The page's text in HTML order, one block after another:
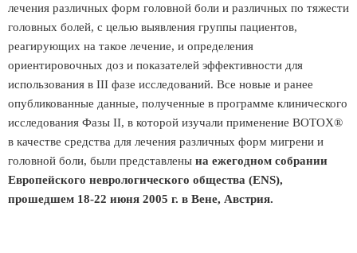
лечения различных форм головной боли и различных по тяжести
головных болей, с целью выявления группы пациентов,
реагирующих на такое лечение, и определения
ориентировочных доз и показателей эффективности для
использования в III фазе исследований. Все новые и ранее
опубликованные данные, полученные в программе клинического
исследования Фазы II, в которой изучали применение BOTOX®
в качестве средства для лечения различных форм мигрени и
головной боли, были представлены на ежегодном собрании
Европейского неврологического общества (ENS),
прошедшем 18-22 июня 2005 г. в Вене, Австрия.